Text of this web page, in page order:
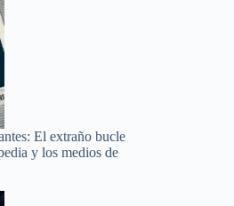
El extraño bucle
y los medios de